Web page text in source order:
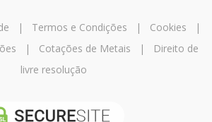
| Termos e Condições | Cookies |
| Cotações de Metais |
Direito de
livre resolução